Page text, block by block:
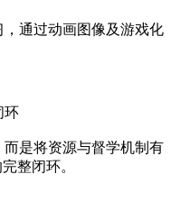
通过动画图像及游戏化
环
是将资源与督学机制有
整闭环。